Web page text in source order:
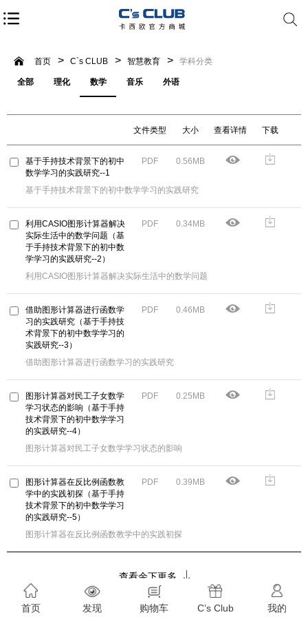
首页 C`s CLUB 智慧教育 学科分类
全部 理化 数学 音乐 外语
文件类型 大小 查看详情 下载
基于手持技术背景下的初中
数学学习的实践研究--1
基于手持技术背景下的初中数学学习的实践研究
PDF 0.56MB
利用CASIO图形计算器解决
实际生活中的数学问题（基
于手持技术背景下的初中数
学学习的实践研究--2）
利用CASIO图形计算器解决实际生活中的数学问题
PDF 0.34MB
借助图形计算器进行函数学
习的实践研究（基于手持技
术背景下的初中数学学习的
实践研究--3）
借助图形计算器进行函数学习的实践研究
PDF 0.46MB
图形计算器对民工子女数学
学习状态的影响（基于手持
技术背景下的初中数学学习
的实践研究--4）
图形计算器对民工子女数学学习状态的影响
PDF 0.25MB
图形计算器在反比例函数教
学中的实践初探（基于手持
技术背景下的初中数学学习
的实践研究--5）
图形计算器在反比例函数教学中的实践初探
PDF 0.39MB
查看余下更多
首页 发现 购物车 C’s Club 我的